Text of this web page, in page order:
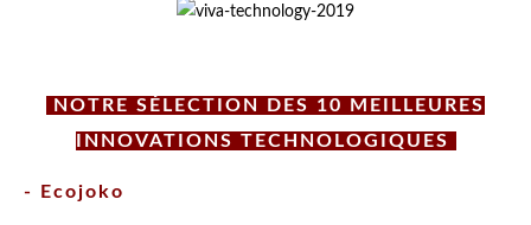
NOTRE SÉLECTION DES 10 MEILLEURES
INNOVATIONS TECHNOLOGIQUES
- Ecojoko